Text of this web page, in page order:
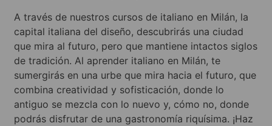
A través de nuestros cursos de italiano en Milán, la
capital italiana del diseño, descubrirás una ciudad
que mira al futuro, pero que mantiene intactos siglos
de tradición. Al aprender italiano en Milán, te
sumergirás en una urbe que mira hacia el futuro, que
combina creatividad y sofisticación, donde lo
antiguo se mezcla con lo nuevo y, cómo no, donde
podrás disfrutar de una gastronomía riquísima. ¡Haz